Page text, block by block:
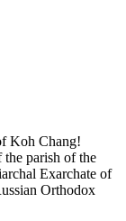
Koh Chang!
parish of the
Exarchate of
Orthodox